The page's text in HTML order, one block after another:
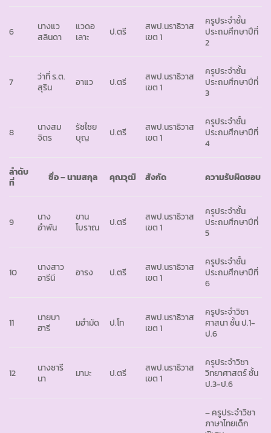
6
นางแว
สลินดา
แวดอ
เลาะ
ป.ตรี
สพป.นราธิวาส
เขต 1
ครูประจำชั้น
ประถมศึกษาปีที่
2
7
ว่าที่ ร.ต.
สุริน
อาแว ป.ตรี
สพป.นราธิวาส
เขต 1
ครูประจำชั้น
ประถมศึกษาปีที่
3
8
นางสม
จิตร
รัชไชย
บุญ
ป.ตรี
สพป.นราธิวาส
เขต 1
ครูประจำชั้น
ประถมศึกษาปีที่
4
ลำดับ
ที่
ชื่อ – นามสกุล คุณวุฒิ สังกัด ความรับผิดชอบ
9
นาง
อำพัน
ขาน
โบราณ
ป.ตรี
สพป.นราธิวาส
เขต 1
ครูประจำชั้น
ประถมศึกษาปีที่
5
10
นางสาว
อารีนี
อารง ป.ตรี
สพป.นราธิวาส
เขต 1
ครูประจำชั้น
ประถมศึกษาปีที่
6
11
นายบา
ฮารี
มฮำมัด ป.โท
สพป.นราธิวาส
เขต 1
ครูประจำวิชา
ศาสนา ชั้น ป.1-
ป.6
12
นางซารี
นา
มามะ ป.ตรี
สพป.นราธิวาส
เขต 1
ครูประจำวิชา
วิทยาศาสตร์ ชั้น
ป.3-ป.6
– ครูประจำวิชา
ภาษาไทยเด็ก